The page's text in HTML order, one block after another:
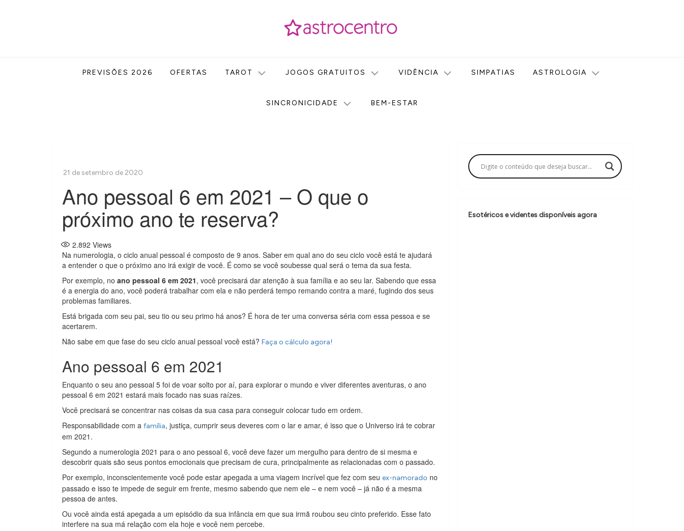
PREVISÕES 2026 OFERTAS TAROT JOGOS GRATUITOS VIDÊNCIA SIMPATIAS ASTROLOGIA
SINCRONICIDADE BEM-ESTAR
Ano pessoal 6 em 2021 – O que o
próximo ano te reserva?
2.892 Views
Na numerologia, o ciclo anual pessoal é composto de 9 anos. Saber em qual ano do seu ciclo você está te ajudará
a entender o que o próximo ano irá exigir de você. É como se você soubesse qual será o tema da sua festa.
Por exemplo, no ano pessoal 6 em 2021, você precisará dar atenção à sua família e ao seu lar. Sabendo que essa
é a energia do ano, você poderá trabalhar com ela e não perderá tempo remando contra a maré, fugindo dos seus
problemas familiares.
Está brigada com seu pai, seu tio ou seu primo há anos? É hora de ter uma conversa séria com essa pessoa e se
acertarem.
Não sabe em que fase do seu ciclo anual pessoal você está? Faça o cálculo agora!
Ano pessoal 6 em 2021
Enquanto o seu ano pessoal 5 foi de voar solto por aí, para explorar o mundo e viver diferentes aventuras, o ano
pessoal 6 em 2021 estará mais focado nas suas raízes.
Você precisará se concentrar nas coisas da sua casa para conseguir colocar tudo em ordem.
Responsabilidade com a família, justiça, cumprir seus deveres com o lar e amar, é isso que o Universo irá te cobrar
em 2021.
Segundo a numerologia 2021 para o ano pessoal 6, você deve fazer um mergulho para dentro de si mesma e
descobrir quais são seus pontos emocionais que precisam de cura, principalmente as relacionadas com o passado.
Por exemplo, inconscientemente você pode estar apegada a uma viagem incrível que fez com seu ex-namorado no
passado e isso te impede de seguir em frente, mesmo sabendo que nem ele – e nem você – já não é a mesma
pessoa de antes.
Ou você ainda está apegada a um episódio da sua infância em que sua irmã roubou seu cinto preferido. Esse fato
interfere na sua má relação com ela hoje e você nem percebe.
Esotéricos e videntes disponíveis agora